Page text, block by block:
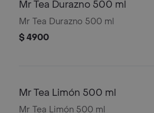
Mr Tea Durazno 500 ml
Mr Tea Durazno 500 ml
$ 4900
Mr Tea Limón 500 ml
Mr Tea Limón 500 ml